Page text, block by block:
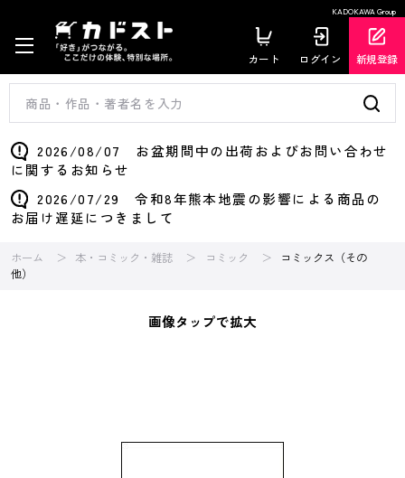
KADOKAWA Group
カート ログイン 新規登録
2026/08/07 お盆期間中の出荷およびお問い合わせ
に関するお知らせ
2026/07/29 令和8年熊本地震の影響による商品の
お届け遅延につきまして
ホーム 本・コミック・雑誌 コミック
コミックス（その
他）
画像タップで拡大